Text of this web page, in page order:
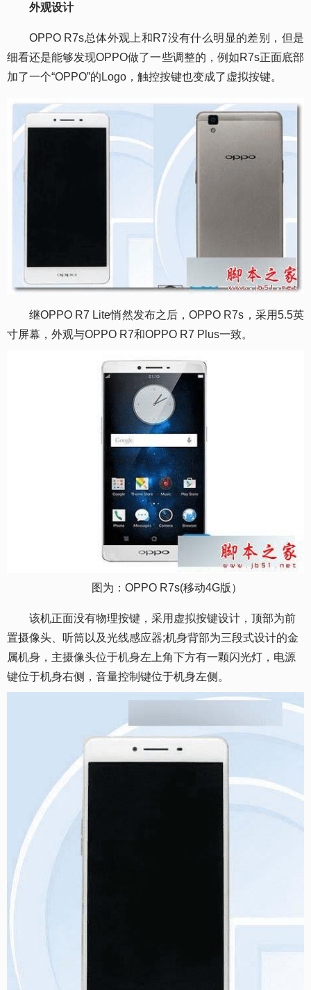
外观设计
OPPO R7s总体外观上和R7没有什么明显的差别，但是
细看还是能够发现OPPO做了一些调整的，例如R7s正面底部
加了一个“OPPO”的Logo，触控按键也变成了虚拟按键。
继OPPO R7 Lite悄然发布之后，OPPO R7s，采用5.5英
寸屏幕，外观与OPPO R7和OPPO R7 Plus一致。
图为：OPPO R7s(移动4G版）
该机正面没有物理按键，采用虚拟按键设计，顶部为前
置摄像头、听筒以及光线感应器;机身背部为三段式设计的金
属机身，主摄像头位于机身左上角下方有一颗闪光灯，电源
键位于机身右侧，音量控制键位于机身左侧。